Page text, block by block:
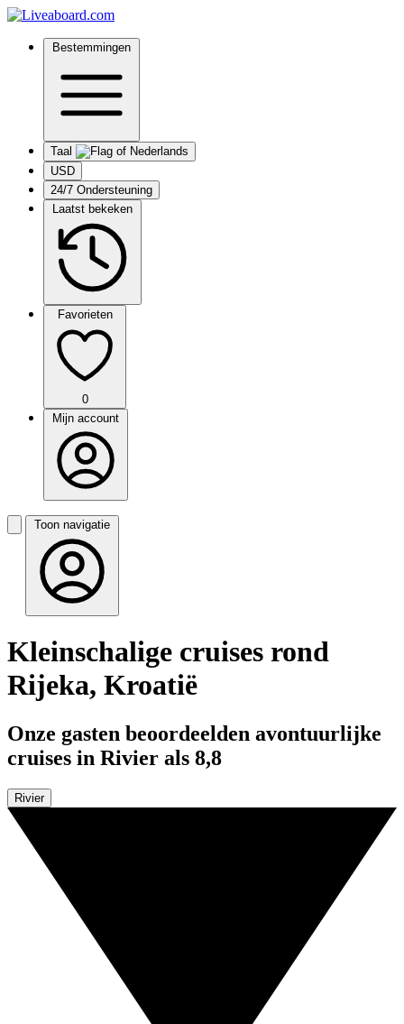
Bestemmingen
Taal
USD
24/7 Ondersteuning
Laatst bekeken
Favorieten
0
Mijn account
Toon navigatie
Kleinschalige cruises rond
Rijeka, Kroatië
Onze gasten beoordeelden avontuurlijke
cruises in Rivier als 8,8
Rivier